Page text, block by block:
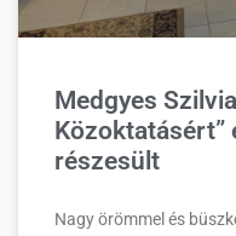
Medgyes
Közoktatásért”
részesült
Nagy örömmel és